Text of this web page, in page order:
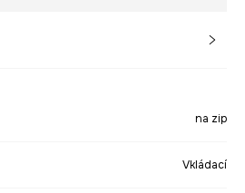
na zip
Vkládací